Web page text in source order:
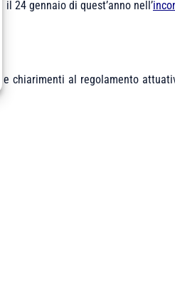
24 gennaio di quest’anno nell’
chiarimenti al regolamento